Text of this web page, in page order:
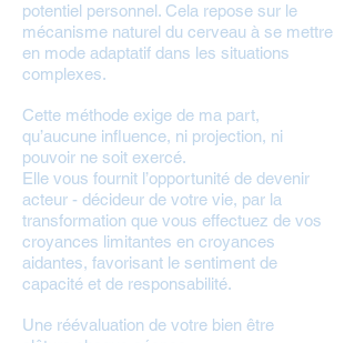
potentiel personnel. Cela repose sur le
mécanisme naturel du cerveau à se mettre
en mode adaptatif dans les situations
complexes.
Cette méthode exige de ma part,
qu’aucune influence, ni projection, ni
pouvoir ne soit exercé.
Elle vous fournit l’opportunité de devenir
acteur - décideur de votre vie, par la
transformation que vous effectuez de vos
croyances limitantes en croyances
aidantes, favorisant le sentiment de
capacité et de responsabilité.
Une réévaluation de votre bien être